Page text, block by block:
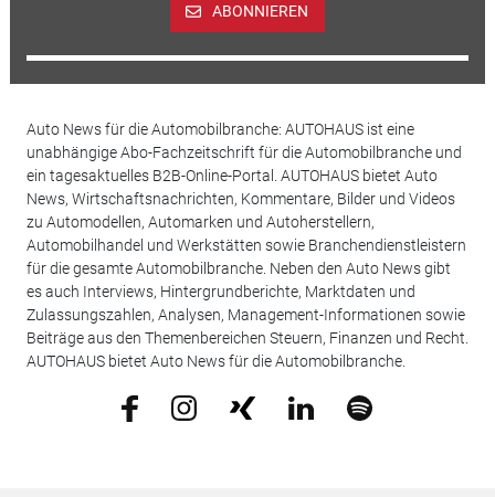
ABONNIEREN
Auto News für die Automobilbranche: AUTOHAUS ist eine
unabhängige Abo-Fachzeitschrift für die Automobilbranche und
ein tagesaktuelles B2B-Online-Portal. AUTOHAUS bietet Auto
News, Wirtschaftsnachrichten, Kommentare, Bilder und Videos
zu Automodellen, Automarken und Autoherstellern,
Automobilhandel und Werkstätten sowie Branchendienstleistern
für die gesamte Automobilbranche. Neben den Auto News gibt
es auch Interviews, Hintergrundberichte, Marktdaten und
Zulassungszahlen, Analysen, Management-Informationen sowie
Beiträge aus den Themenbereichen Steuern, Finanzen und Recht.
AUTOHAUS bietet Auto News für die Automobilbranche.